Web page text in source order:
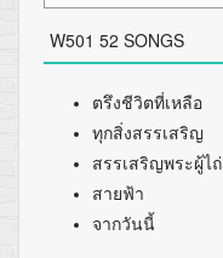
W501 52 SONGS
ตรึงชีวิตที่เหลือ
ทุกสิ่งสรรเสริญ
สรรเสริญพระผู้ไถ่
สายฟ้า
จากวันนี้